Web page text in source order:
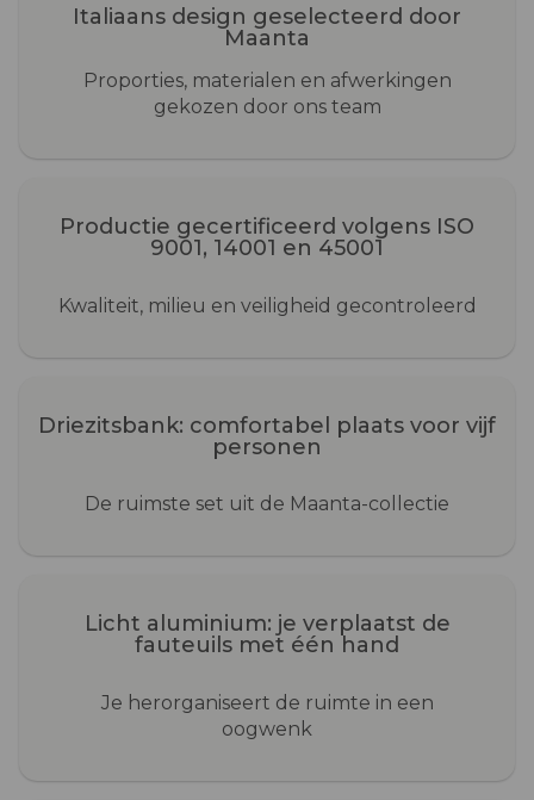
Italiaans design geselecteerd door
Maanta
Proporties, materialen en afwerkingen
gekozen door ons team
Productie gecertificeerd volgens ISO
9001, 14001 en 45001
Kwaliteit, milieu en veiligheid gecontroleerd
Driezitsbank: comfortabel plaats voor vijf
personen
De ruimste set uit de Maanta-collectie
Licht aluminium: je verplaatst de
fauteuils met één hand
Je herorganiseert de ruimte in een
oogwenk